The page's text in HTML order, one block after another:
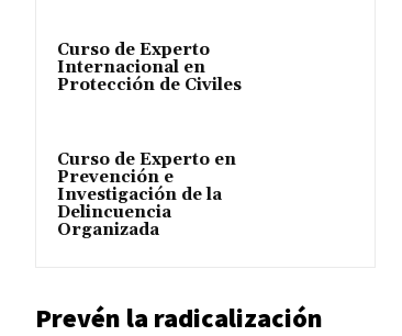
Curso de Experto
Internacional en
Protección de Civiles
Curso de Experto en
Prevención e
Investigación de la
Delincuencia
Organizada
Prevén la radicalización